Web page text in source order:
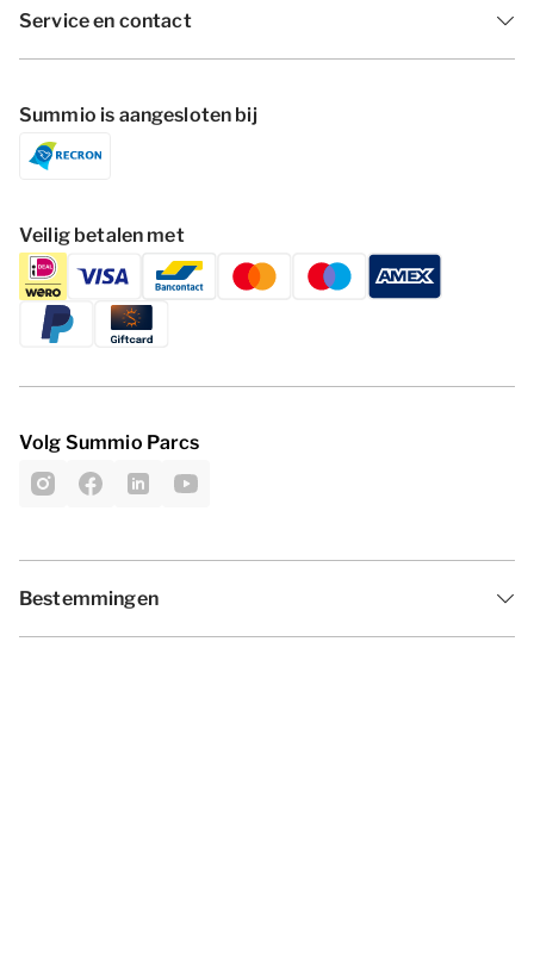
Service en contact
Summio is aangesloten bij
Veilig betalen met
Volg Summio Parcs
Bestemmingen